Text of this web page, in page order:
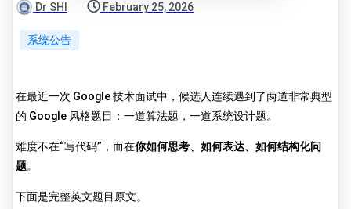
Dr SHI February 25, 2026
系统公告
在最近一次 Google 技术面试中，候选人连续遇到了两道非常典型
的 Google 风格题目：一道算法题，一道系统设计题。
难度不在“写代码”，而在你如何思考、如何表达、如何结构化问
题。
下面是完整英文题目原文。